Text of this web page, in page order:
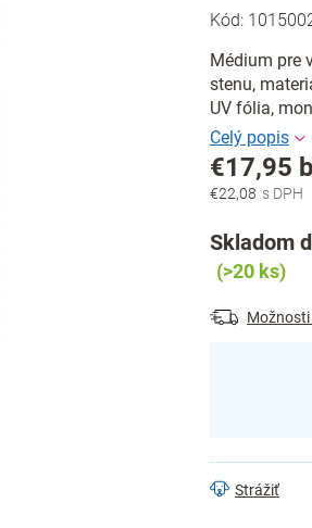
Kód:
Médium pre
stenu,
UV fólia,
€22,08
€17,95
Jednotková
Skladom
(>20 ks)
Strážiť